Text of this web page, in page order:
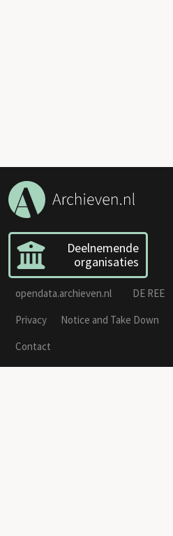
Deelnemende
organisaties
opendata.archieven.nl DE REE
Privacy
Notice and Take Down
Contact